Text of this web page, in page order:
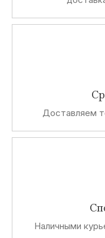
Доставляем
Наличными